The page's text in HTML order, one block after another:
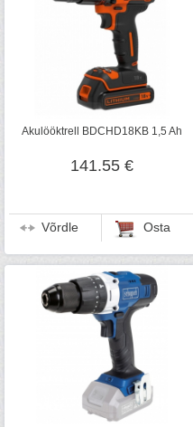
Akulööktrell BDCHD18KB 1,5 Ah
141.55 €
Võrdle Osta